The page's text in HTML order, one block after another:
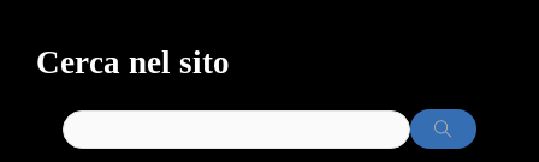
Cerca nel sito